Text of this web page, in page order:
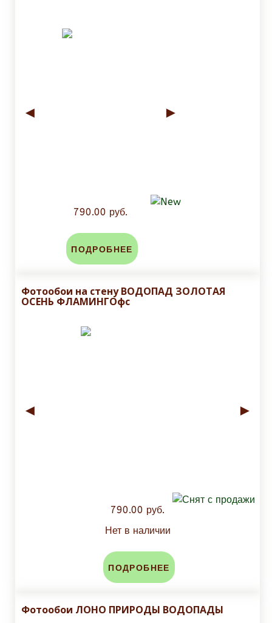
◄ ►
790.00 руб.
ПОДРОБНЕЕ
Фотообои на стену ВОДОПАД ЗОЛОТАЯ
ОСЕНЬ ФЛАМИНГОфс
◄ ►
790.00 руб.
Нет в наличии
ПОДРОБНЕЕ
Фотообои ЛОНО ПРИРОДЫ ВОДОПАДЫ